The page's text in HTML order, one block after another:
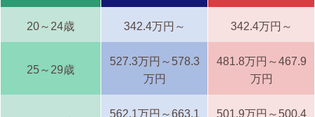
20～24歳 342.4万円～ 342.4万円～
25～29歳
527.3万円～578.3
万円
481.8万円～467.9
万円
562.1万円～663.1
501.9万円～500.4